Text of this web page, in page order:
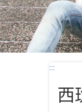
:::
西